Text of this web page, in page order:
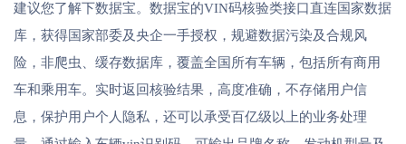
建议您了解下数据宝。数据宝的VIN码核验类接口直连国家数据
库，获得国家部委及央企一手授权，规避数据污染及合规风
险，非爬虫、缓存数据库，覆盖全国所有车辆，包括所有商用
车和乘用车。实时返回核验结果，高度准确，不存储用户信
息，保护用户个人隐私，还可以承受百亿级以上的业务处理